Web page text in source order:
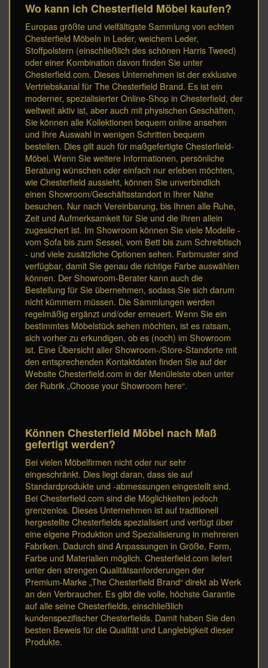
Wo kann ich Chesterfield Möbel kaufen?
Europas größte und vielfältigste Sammlung von echten
Chesterfield Möbeln in Leder, weichem Leder,
Stoffpolstern (einschließlich des schönen Harris Tweed)
oder einer Kombination davon finden Sie unter
Chesterfield.com. Dieses Unternehmen ist der exklusive
Vertriebskanal für The Chesterfield Brand. Es ist ein
moderner, spezialisierter Online-Shop in Chesterfield, der
weltweit aktiv ist, aber auch mit physischen Geschäften.
Sie können alle Kollektionen bequem online ansehen
und Ihre Auswahl in wenigen Schritten bequem
bestellen. Dies gilt auch für maßgefertigte Chesterfield-
Möbel. Wenn Sie weitere Informationen, persönliche
Beratung wünschen oder einfach nur erleben möchten,
wie Chesterfield aussieht, können Sie unverbindlich
einen Showroom/Geschäftsstandort in Ihrer Nähe
besuchen. Nur nach Vereinbarung, bis Ihnen alle Ruhe,
Zeit und Aufmerksamkeit für Sie und die Ihren allein
zugesichert ist. Im Showroom können Sie viele Modelle -
vom Sofa bis zum Sessel, vom Bett bis zum Schreibtisch
- und viele zusätzliche Optionen sehen. Farbmuster sind
verfügbar, damit Sie genau die richtige Farbe auswählen
können. Der Showroom-Berater kann auch die
Bestellung für Sie übernehmen, sodass Sie sich darum
nicht kümmern müssen. Die Sammlungen werden
regelmäßig ergänzt und/oder erneuert. Wenn Sie ein
bestimmtes Möbelstück sehen möchten, ist es ratsam,
sich vorher zu erkundigen, ob es (noch) im Showroom
ist. Eine Übersicht aller Showroom-/Store-Standorte mit
den entsprechenden Kontaktdaten finden Sie auf der
Website Chesterfield.com in der Menüleiste oben unter
der Rubrik „Choose your Showroom here“.
Können Chesterfield Möbel nach Maß
gefertigt werden?
Bei vielen Möbelfirmen nicht oder nur sehr
eingeschränkt. Dies liegt daran, dass sie auf
Standardprodukte und -abmessungen eingestellt sind.
Bei Chesterfield.com sind die Möglichkeiten jedoch
grenzenlos. Dieses Unternehmen ist auf traditionell
hergestellte Chesterfields spezialisiert und verfügt über
eine eigene Produktion und Spezialisierung in mehreren
Fabriken. Dadurch sind Anpassungen in Größe, Form,
Farbe und Materialien möglich. Chesterfield.com liefert
unter den strengen Qualitätsanforderungen der
Premium-Marke „The Chesterfield Brand“ direkt ab Werk
an den Verbraucher. Es gibt die volle, höchste Garantie
auf alle seine Chesterfields, einschließlich
kundenspezifischer Chesterfields. Damit haben Sie den
besten Beweis für die Qualität und Langlebigkeit dieser
Produkte.